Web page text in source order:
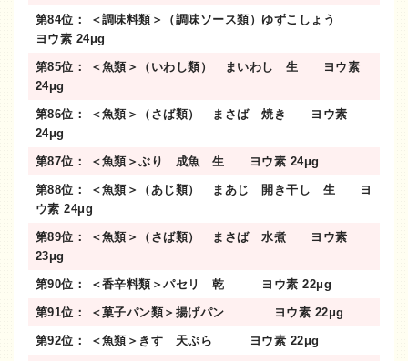
第84位： ＜調味料類＞（調味ソース類）ゆずこしょう
ヨウ素 24μg
第85位： ＜魚類＞（いわし類） まいわし 生 ヨウ素
24μg
第86位： ＜魚類＞（さば類） まさば 焼き ヨウ素
24μg
第87位： ＜魚類＞ぶり 成魚 生 ヨウ素 24μg
第88位： ＜魚類＞（あじ類） まあじ 開き干し 生 ヨ
ウ素 24μg
第89位： ＜魚類＞（さば類） まさば 水煮 ヨウ素
23μg
第90位： ＜香辛料類＞パセリ 乾 ヨウ素 22μg
第91位： ＜菓子パン類＞揚げパン ヨウ素 22μg
第92位： ＜魚類＞きす 天ぷら ヨウ素 22μg